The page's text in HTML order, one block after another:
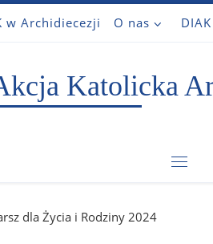
w Archidiecezji O nas DIAK
Katolicka
dla Życia i Rodziny 2024